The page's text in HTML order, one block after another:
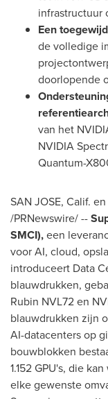
infrastructuur
Een
de volledige
doorlopende
van het
NVIDIA
Quantum-
SAN JOSE, Calif.
/PRNewswire/ --
SMCI),een
voor AI, cloud,
introduceert Data
blauwdrukken,
Rubin NVL72 en
blauwdrukken zijn
AI-datacenters op
bouwblokken
1.152 GPU's, die
elke gewenste